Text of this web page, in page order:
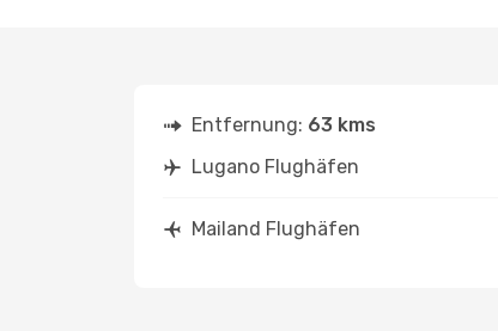
Entfernung: 63 kms
Lugano Flughäfen
Mailand Flughäfen